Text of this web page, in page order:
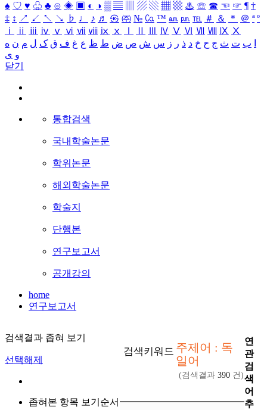
♠ ♡ ♥ ♧ ♣ ⊙ ◈ ▣ ◐ ◑ ▒ ▤ ▨ ▧ ▦ ▩ ♨ ☏ ☎ ☜ ☞ ¶ †
‡ ↕ ↗ ↙ ↖ ↘ ♭ ♩ ♪ ♬ ㉿ ㈜ № ㏇ ™ ㏂ ㏘ ℡ ＃ ＆ ＊ ＠ ª º
ⅰ
ⅱ ⅲ ⅳ ⅴ ⅵ ⅶ ⅷ ⅸ ⅹ Ⅳ Ⅴ Ⅵ Ⅶ Ⅷ Ⅸ Ⅹ
ب ت ث ج ح خ د ذ ر ز س ش ص ض ط ظ ع غ ف ق ک ل م ن ه
و ی
닫기
통합검색
국내학술논문
학위논문
해외학술논문
학술지
단행본
연구보고서
공개강의
home
연구보고서
검색결과 좁혀 보기
선택해제
좁혀본 항목 보기순서
검색키워드 주제어 : 독
일어
(검색결과 390 건)
연
관
검
색
어
추